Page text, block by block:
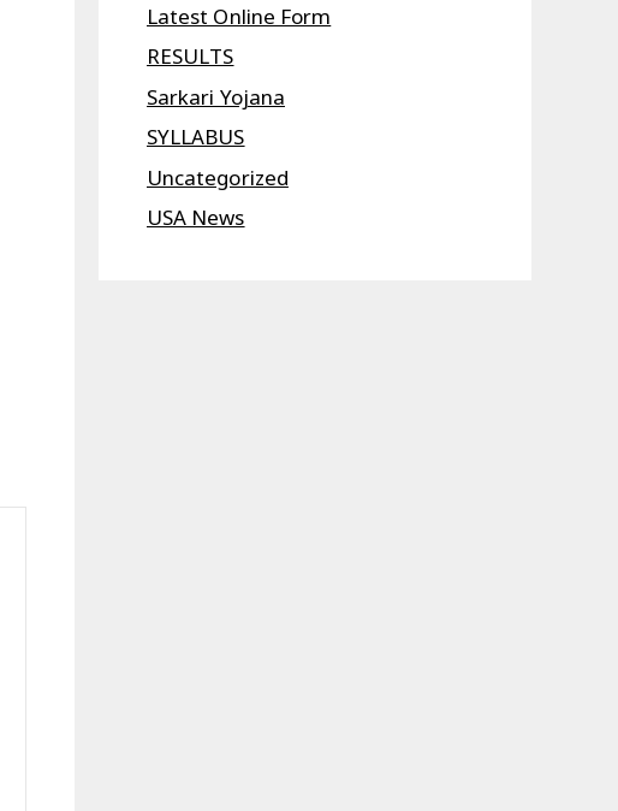
Latest Online Form
RESULTS
Sarkari Yojana
SYLLABUS
Uncategorized
USA News